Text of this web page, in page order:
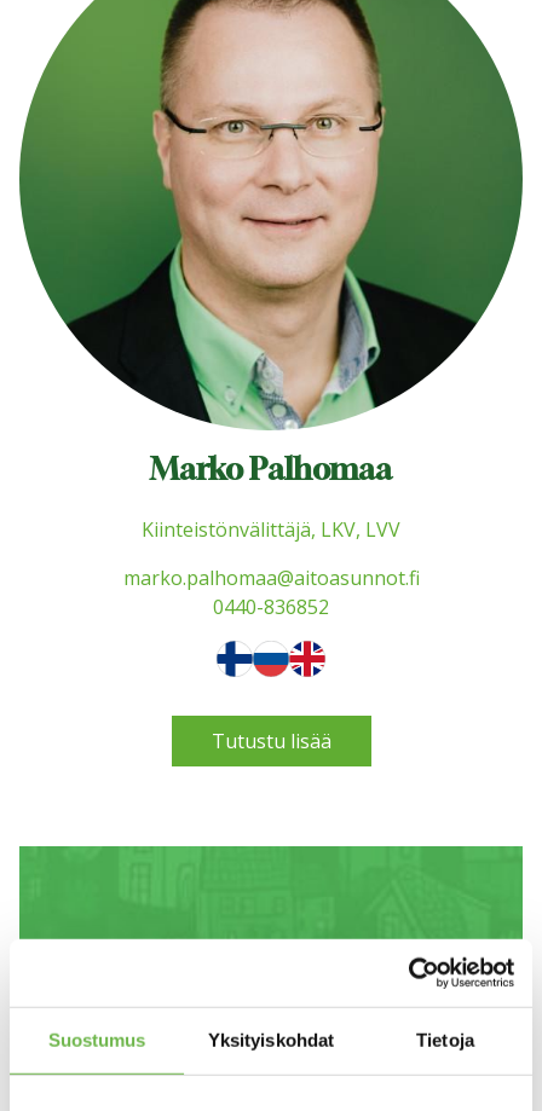
Suostumus Yksityiskohdat Tietoja
Marko Palhomaa
Kiinteistönvälittäjä, LKV, LVV
marko.palhomaa@aitoasunnot.fi
0440-836852
Tutustu lisää
Meiltä maksuton hinta-arvio